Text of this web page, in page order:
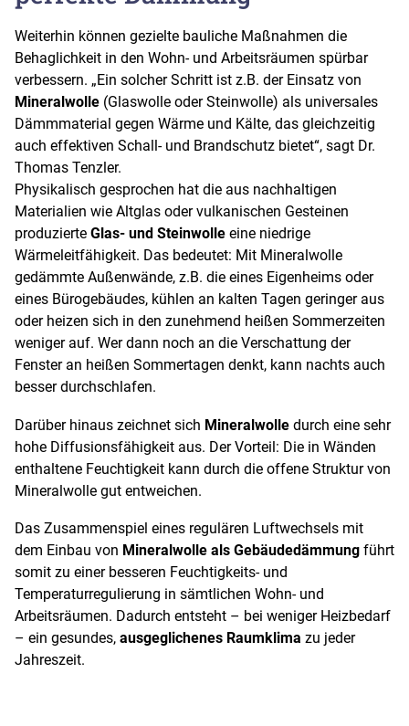
Weiterhin können gezielte bauliche Maßnahmen die
Behaglichkeit in den Wohn- und Arbeitsräumen spürbar
verbessern. „Ein solcher Schritt ist z.B. der Einsatz von
Mineralwolle (Glaswolle oder Steinwolle) als universales
Dämmmaterial gegen Wärme und Kälte, das gleichzeitig
auch effektiven Schall- und Brandschutz bietet“, sagt Dr.
Thomas Tenzler.
Physikalisch gesprochen hat die aus nachhaltigen
Materialien wie Altglas oder vulkanischen Gesteinen
produzierte Glas- und Steinwolle eine niedrige
Wärmeleitfähigkeit. Das bedeutet: Mit Mineralwolle
gedämmte Außenwände, z.B. die eines Eigenheims oder
eines Bürogebäudes, kühlen an kalten Tagen geringer aus
oder heizen sich in den zunehmend heißen Sommerzeiten
weniger auf. Wer dann noch an die Verschattung der
Fenster an heißen Sommertagen denkt, kann nachts auch
besser durchschlafen.
Darüber hinaus zeichnet sich Mineralwolle durch eine sehr
hohe Diffusionsfähigkeit aus. Der Vorteil: Die in Wänden
enthaltene Feuchtigkeit kann durch die offene Struktur von
Mineralwolle gut entweichen.
Das Zusammenspiel eines regulären Luftwechsels mit
dem Einbau von Mineralwolle als Gebäudedämmung führt
somit zu einer besseren Feuchtigkeits- und
Temperaturregulierung in sämtlichen Wohn- und
Arbeitsräumen. Dadurch entsteht – bei weniger Heizbedarf
– ein gesundes, ausgeglichenes Raumklima zu jeder
Jahreszeit.